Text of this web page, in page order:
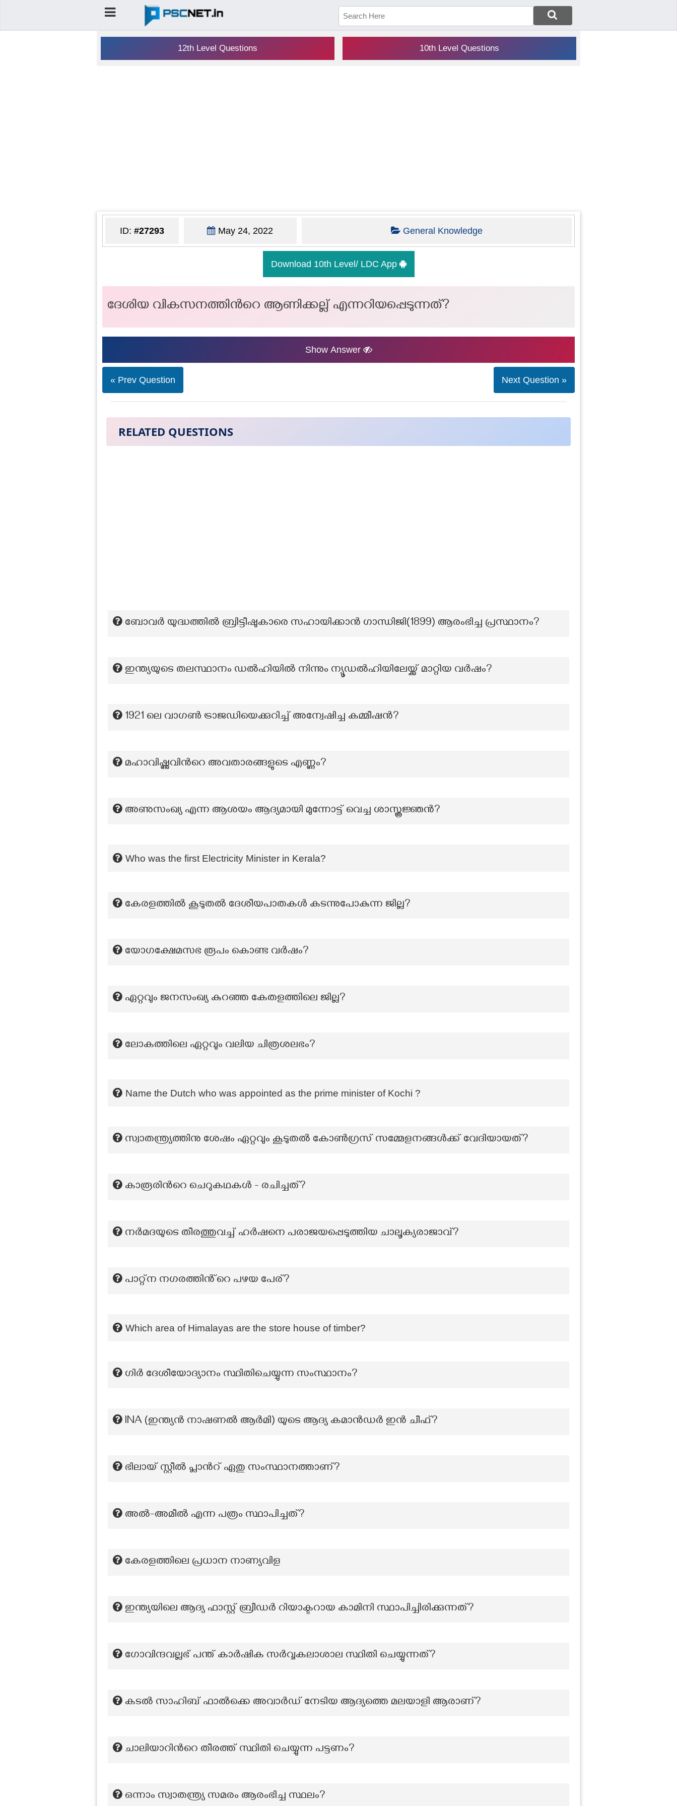
12th Level Questions 10th Level Questions
ID: #27293 May 24, 2022 General Knowledge
Download 10th Level/ LDC App
ദേശിയ വികസനത്തിന്‍റെ ആണിക്കല്ല് എന്നറിയപ്പെടുന്നത്?
Show Answer
« Prev Question Next Question »
RELATED QUESTIONS
ബോവർ യുദ്ധത്തിൽ ബ്രിട്ടീഷുകാരെ സഹായിക്കാൻ ഗാന്ധിജി(1899) ആരംഭിച്ച പ്രസ്ഥാനം?
ഇന്ത്യയുടെ തലസ്ഥാനം ഡൽഹിയിൽ നിന്നും ന്യൂഡൽഹിയിലേയ്ക്ക് മാറ്റിയ വർഷം?
1921 ലെ വാഗൺ ട്രാജഡിയെക്കുറിച്ച് അന്വേഷിച്ച കമ്മീഷൻ?
മഹാവിഷ്ണുവിന്‍റെ അവതാരങ്ങളുടെ എണ്ണം?
അണുസംഖ്യ എന്ന ആശയം ആദ്യമായി മുന്നോട്ട് വെച്ച ശാസ്ത്രജ്ഞൻ?
Who was the first Electricity Minister in Kerala?
കേരളത്തില്‍ കൂടുതല്‍ ദേശീയപാതകള്‍ കടന്നുപോകുന്ന ജില്ല?
യോഗക്ഷേമസഭ രൂപം കൊണ്ട വർഷം?
ഏറ്റവും ജനസംഖ്യ കുറഞ്ഞ കേതളത്തിലെ ജില്ല?
ലോകത്തിലെ ഏറ്റവും വലിയ ചിത്രശലഭം?
Name the Dutch who was appointed as the prime minister of Kochi ?
സ്വാതന്ത്ര്യത്തിനു ശേഷം ഏറ്റവും കൂടുതൽ കോൺഗ്രസ് സമ്മേളനങ്ങൾക്ക് വേദിയായത്?
കാരൂരിന്‍റെ ചെറുകഥകള്‍ - രചിച്ചത്?
നർമദയുടെ തീരത്തുവച്ച് ഹർഷനെ പരാജയപ്പെടുത്തിയ ചാലൂക്യരാജാവ്?
പാറ്റ്‌ന നഗരത്തിൻ്റെ പഴയ പേര്?
Which area of Himalayas are the store house of timber?
ഗിർ ദേശീയോദ്യാനം സ്ഥിതിചെയ്യുന്ന സംസ്ഥാനം?
lNA (ഇന്ത്യൻ നാഷണൽ ആർമി) യുടെ ആദ്യ കമാൻഡർ ഇൻ ചീഫ്?
ഭിലായ് സ്റ്റീൽ പ്ലാൻറ്‌ ഏതു സംസ്ഥാനത്താണ്?
അല്‍-അമീല്‍ എന്ന പത്രം സ്ഥാപിച്ചത്?
കേരളത്തിലെ പ്രധാന നാണ്യവിള
ഇന്ത്യയിലെ ആദ്യ ഫാസ്റ്റ് ബ്രീഡർ റിയാക്ടറായ കാമിനി സ്ഥാപിച്ചിരിക്കുന്നത്?
ഗോവിന്ദവല്ലഭ് പന്ത് കാർഷിക സർവ്വകലാശാല സ്ഥിതി ചെയ്യുന്നത്?
കടൽ സാഹിബ് ഫാൽക്കെ അവാർഡ് നേടിയ ആദ്യത്തെ മലയാളി ആരാണ്?
ചാലിയാറിന്‍റെ തീരത്ത് സ്ഥിതി ചെയ്യുന്ന പട്ടണം?
ഒന്നാം സ്വാതന്ത്ര്യ സമരം ആരംഭിച്ച സ്ഥലം?